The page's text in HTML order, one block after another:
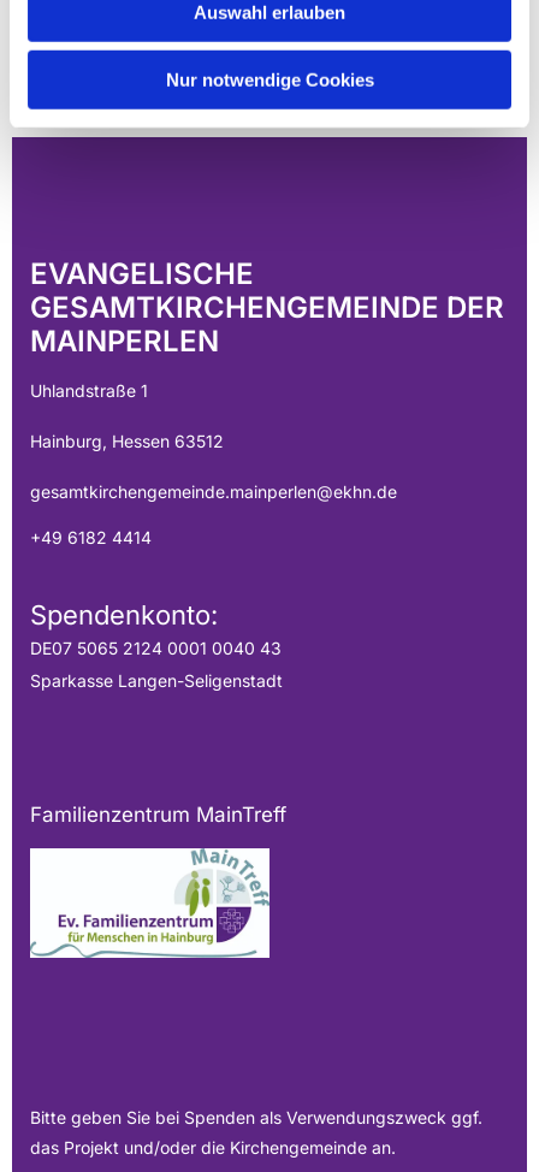
Auswahl erlauben
Nur notwendige Cookies
EVANGELISCHE
GESAMTKIRCHENGEMEINDE DER
MAINPERLEN
Uhlandstraße 1
Hainburg, Hessen 63512
gesamtkirchengemeinde.mainperlen@ekhn.de
+49 6182 4414
Spendenkonto:
DE07 5065 2124 0001 0040 43
Sparkasse Langen-Seligenstadt
Familienzentrum MainTreff
Bitte geben Sie bei Spenden als Verwendungszweck ggf.
das Projekt und/oder die Kirchengemeinde an.